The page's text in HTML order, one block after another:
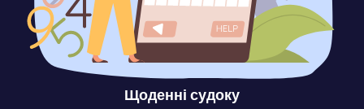
Щоденні судоку